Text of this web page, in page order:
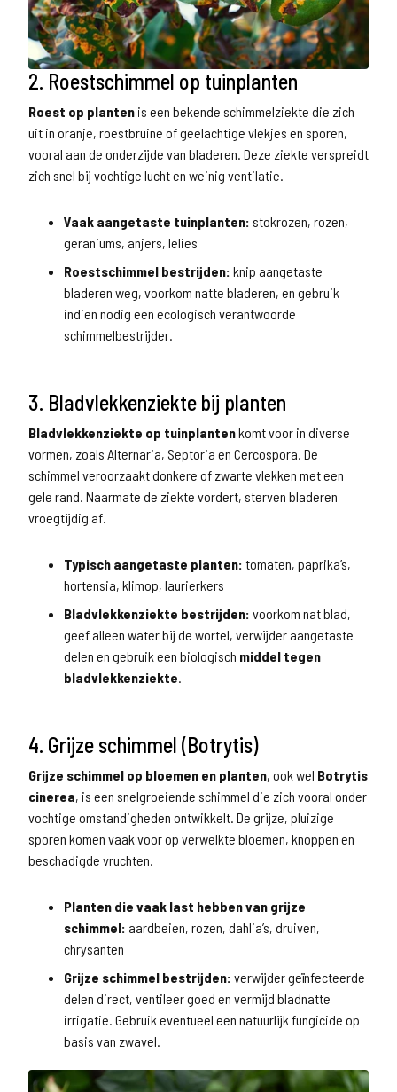
2. Roestschimmel op tuinplanten
Roest op planten is een bekende schimmelziekte die zich
uit in oranje, roestbruine of geelachtige vlekjes en sporen,
vooral aan de onderzijde van bladeren. Deze ziekte verspreidt
zich snel bij vochtige lucht en weinig ventilatie.
Vaak aangetaste tuinplanten: stokrozen, rozen,
geraniums, anjers, lelies
Roestschimmel bestrijden: knip aangetaste
bladeren weg, voorkom natte bladeren, en gebruik
indien nodig een ecologisch verantwoorde
schimmelbestrijder.
3. Bladvlekkenziekte bij planten
Bladvlekkenziekte op tuinplantenkomt voor in diverse
vormen, zoals Alternaria, Septoria en Cercospora. De
schimmel veroorzaakt donkere of zwarte vlekken met een
gele rand. Naarmate de ziekte vordert, sterven bladeren
vroegtijdig af.
Typisch aangetaste planten: tomaten, paprika’s,
hortensia, klimop, laurierkers
Bladvlekkenziekte bestrijden: voorkom nat blad,
geef alleen water bij de wortel, verwijder aangetaste
delen en gebruik een biologisch middel tegen
bladvlekkenziekte.
4. Grijze schimmel (Botrytis)
Grijze schimmel op bloemen en planten, ook wel Botrytis
cinerea, is een snelgroeiende schimmel die zich vooral onder
vochtige omstandigheden ontwikkelt. De grijze, pluizige
sporen komen vaak voor op verwelkte bloemen, knoppen en
beschadigde vruchten.
Planten die vaak last hebben van grijze
schimmel: aardbeien, rozen, dahlia’s, druiven,
chrysanten
Grijze schimmel bestrijden: verwijder geïnfecteerde
delen direct, ventileer goed en vermijd bladnatte
irrigatie. Gebruik eventueel een natuurlijk fungicide op
basis van zwavel.